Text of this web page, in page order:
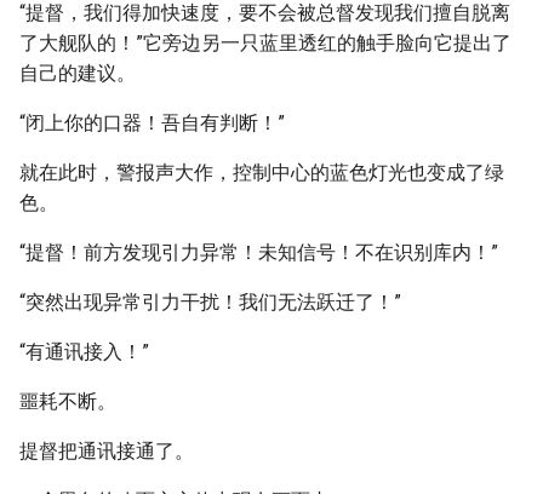
“提督，我们得加快速度，要不会被总督发现我们擅自脱离
了大舰队的！”它旁边另一只蓝里透红的触手脸向它提出了
自己的建议。
“闭上你的口器！吾自有判断！”
就在此时，警报声大作，控制中心的蓝色灯光也变成了绿
色。
“提督！前方发现引力异常！未知信号！不在识别库内！”
“突然出现异常引力干扰！我们无法跃迁了！”
“有通讯接入！”
噩耗不断。
提督把通讯接通了。